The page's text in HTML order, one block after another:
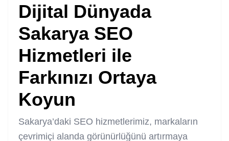
Dijital Dünyada
Sakarya SEO
Hizmetleri ile
Farkınızı Ortaya
Koyun
Sakarya’daki SEO hizmetlerimiz, markaların
çevrimiçi alanda görünürlüğünü artırmaya